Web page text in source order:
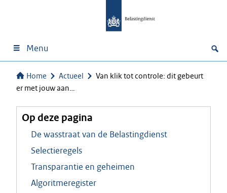
Menu
Home Actueel
Van klik tot controle: dit gebeurt
er met jouw aan…
Op deze pagina
De wasstraat van de Belastingdienst
Selectieregels
Transparantie en geheimen
Algoritmeregister